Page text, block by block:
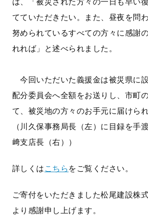
てていただきたい。また、昼夜を問
努められているすべての方々に感謝
れれば」と述べられました。
今回いただいた義援金は被災県に
配分委員会へ全額をお送りし、市町
て、被災地の方々のお手元に届けられ
（川久保事務局長（左）に目録を手
﨑支店長（右））
詳しくは こちら をご覧ください。
ご寄付をいただきました松尾建設株
より感謝申し上げます。